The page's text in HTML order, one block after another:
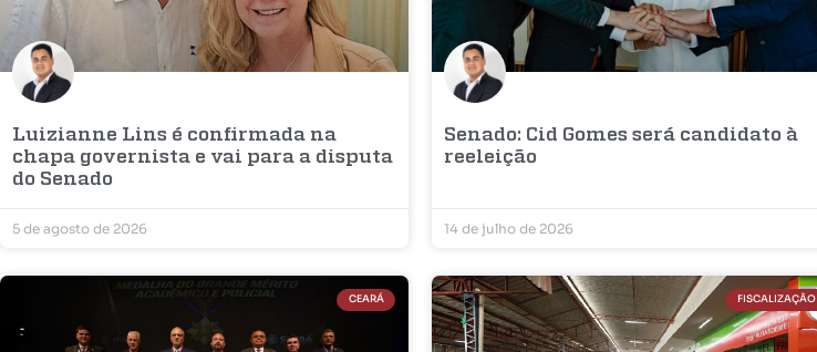
Luizianne Lins é confirmada na
chapa governista e vai para a disputa
do Senado
5 de agosto de 2026
Senado: Cid Gomes será candidato à
reeleição
14 de julho de 2026
CEARÁ FISCALIZAÇÃO